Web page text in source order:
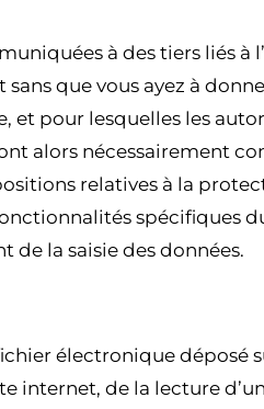
à des tiers liés à
que vous ayez à
et pour lesquelles les
alors nécessairement
relatives à la
spécifiques
la saisie des données.
fichier électronique
internet, de la lecture